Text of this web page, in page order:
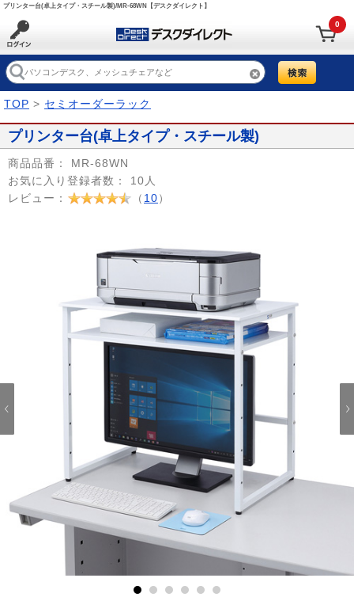
プリンター台(卓上タイプ・スチール製)/MR-68WN【デスクダイレクト】
0
TOP > セミオーダーラック
プリンター台(卓上タイプ・スチール製)
商品品番：
MR-68WN
お気に入り登録者数：
10人
レビュー：
（ 10）